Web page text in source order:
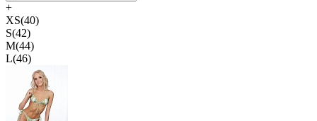
+
XS(40)
S(42)
M(44)
L(46)